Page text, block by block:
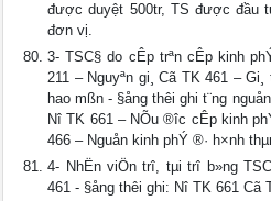
được duyệt 500tr, TS được đầu
đơn vị.
3- TSC§ do cÊp trªn cÊp kinh
211 – Nguyªn gi¸ Cã TK 461 –
hao mßn - §ång thêi ghi t¨ng
Nî TK 661 – NÕu ®­îc cÊp kinh
466 – Nguån kinh phÝ ®· h×nh
4- NhËn viÖn trî, tµi trî b»ng
461 - §ång thêi ghi: Nî TK 661 Cã